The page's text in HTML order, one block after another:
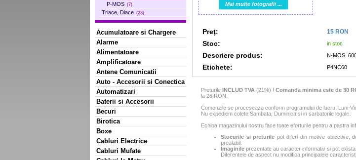
P-MOS (7)
Triace, Diace (23)
Acumulatoare si Chargere
Alarme
Alimentatoare
Amplificatoare
Antene Comunicatii
Auto - Accesorii si Conectica
Automatizari
Baterii si Accesorii
Becuri
Birotica
Boxe
Cabluri Electrice
Cabluri Mufate
Mai multe fotografii ...
Preţ: 15 RON
Stoc: in stoc
Descriere produs: N-MOS
Etichete: P4NC60
Preturile INCLUD TVA (21%) ! Comanda minima este de 30
la 26 RON.
Comenzile se proceseaza conform programului de lucru: Luni-
Nu expediem colete Sambata, Duminica si in sarbatorile legale.
Echipa magazinului nostru face toate eforturile pentru a pastra
Stocurile si preturile pot diferi din motive obiective,
prealabil.
Imaginile prezentate au caracter informativ si pot
Diferentele de aspect nu modifica principalele